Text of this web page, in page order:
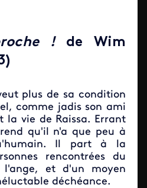
!
de Wim
plus de sa condition
comme jadis son ami
la vie de Raissa. Errant
qu'il n'a que peu à
Il part à la
rencontrées du
et d'un moyen
déchéance.